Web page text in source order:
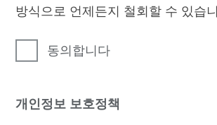
방식으로 언제든지 철회할 수 있습
동의합니다
개인정보 보호정책